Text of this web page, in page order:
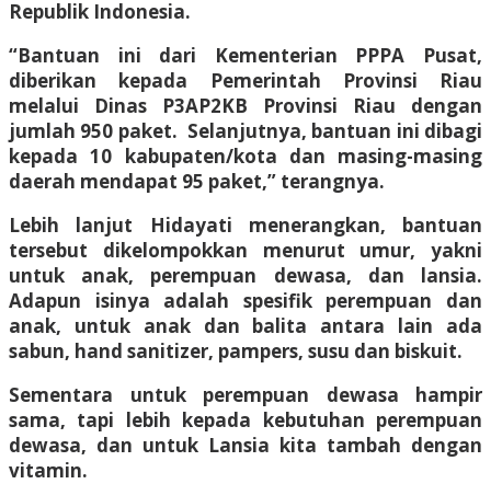
Republik Indonesia.
“Bantuan ini dari Kementerian PPPA Pusat,
diberikan kepada Pemerintah Provinsi Riau
melalui Dinas P3AP2KB Provinsi Riau dengan
jumlah 950 paket. Selanjutnya, bantuan ini dibagi
kepada 10 kabupaten/kota dan masing-masing
daerah mendapat 95 paket,” terangnya.
Lebih lanjut Hidayati menerangkan, bantuan
tersebut dikelompokkan menurut umur, yakni
untuk anak, perempuan dewasa, dan lansia.
Adapun isinya adalah spesifik perempuan dan
anak, untuk anak dan balita antara lain ada
sabun, hand sanitizer, pampers, susu dan biskuit.
Sementara untuk perempuan dewasa hampir
sama, tapi lebih kepada kebutuhan perempuan
dewasa, dan untuk Lansia kita tambah dengan
vitamin.